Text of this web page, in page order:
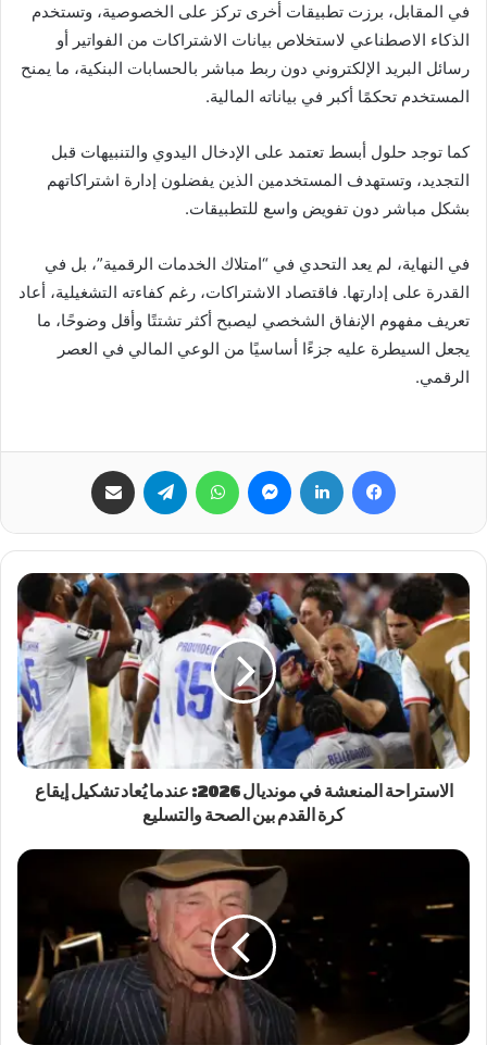
في المقابل، برزت تطبيقات أخرى تركز على الخصوصية، وتستخدم
الذكاء الاصطناعي لاستخلاص بيانات الاشتراكات من الفواتير أو
رسائل البريد الإلكتروني دون ربط مباشر بالحسابات البنكية، ما يمنح
المستخدم تحكمًا أكبر في بياناته المالية.
كما توجد حلول أبسط تعتمد على الإدخال اليدوي والتنبيهات قبل
التجديد، وتستهدف المستخدمين الذين يفضلون إدارة اشتراكاتهم
بشكل مباشر دون تفويض واسع للتطبيقات.
في النهاية، لم يعد التحدي في “امتلاك الخدمات الرقمية”، بل في
القدرة على إدارتها. فاقتصاد الاشتراكات، رغم كفاءته التشغيلية، أعاد
تعريف مفهوم الإنفاق الشخصي ليصبح أكثر تشتتًا وأقل وضوحًا، ما
يجعل السيطرة عليه جزءًا أساسيًا من الوعي المالي في العصر
الرقمي.
فيسبوك لينكدإن ماسنجر واتساب تيلقرام
الاستراحة المنعشة في مونديال 2026: عندما يُعاد تشكيل إيقاع
كرة القدم بين الصحة والتسليع